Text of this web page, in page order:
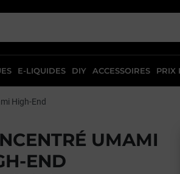
E-LIQUIDES DIY ACCESSOIRES PRIX
High-End
UMAMI
END